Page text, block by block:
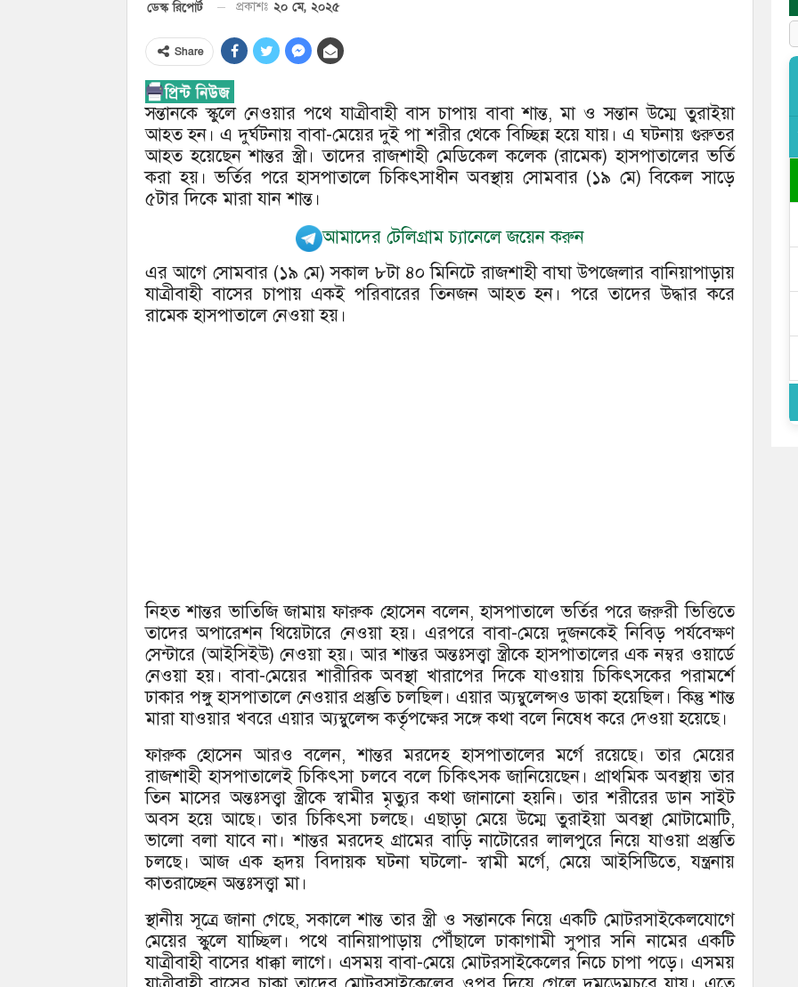
ডেস্ক রিপোর্ট প্রকাশঃ ২০ মে, ২০২৫
Share
সন্তানকে স্কুলে নেওয়ার পথে যাত্রীবাহী বাস চাপায় বাবা শান্ত, মা ও সন্তান উম্মে তুরাইয়া
আহত হন। এ দুর্ঘটনায় বাবা-মেয়ের দুই পা শরীর থেকে বিচ্ছিন্ন হয়ে যায়। এ ঘটনায় গুরুতর
আহত হয়েছেন শান্তর স্ত্রী। তাদের রাজশাহী মেডিকেল কলেক (রামেক) হাসপাতালের ভর্তি
করা হয়। ভর্তির পরে হাসপাতালে চিকিৎসাধীন অবস্থায় সোমবার (১৯ মে) বিকেল সাড়ে
৫টার দিকে মারা যান শান্ত।
আমাদের টেলিগ্রাম চ্যানেলে জয়েন করুন
এর আগে সোমবার (১৯ মে) সকাল ৮টা ৪০ মিনিটে রাজশাহী বাঘা উপজেলার বানিয়াপাড়ায়
যাত্রীবাহী বাসের চাপায় একই পরিবারের তিনজন আহত হন। পরে তাদের উদ্ধার করে
রামেক হাসপাতালে নেওয়া হয়।
নিহত শান্তর ভাতিজি জামায় ফারুক হোসেন বলেন, হাসপাতালে ভর্তির পরে জরুরী ভিত্তিতে
তাদের অপারেশন থিয়েটারে নেওয়া হয়। এরপরে বাবা-মেয়ে দুজনকেই নিবিড় পর্যবেক্ষণ
সেন্টারে (আইসিইউ) নেওয়া হয়। আর শান্তর অন্তঃসত্ত্বা স্ত্রীকে হাসপাতালের এক নম্বর ওয়ার্ডে
নেওয়া হয়। বাবা-মেয়ের শারীরিক অবস্থা খারাপের দিকে যাওয়ায় চিকিৎসকের পরামর্শে
ঢাকার পঙ্গু হাসপাতালে নেওয়ার প্রস্তুতি চলছিল। এয়ার অ্যম্বুলেন্সও ডাকা হয়েছিল। কিন্তু শান্ত
মারা যাওয়ার খবরে এয়ার অ্যম্বুলেন্স কর্তৃপক্ষের সঙ্গে কথা বলে নিষেধ করে দেওয়া হয়েছে।
ফারুক হোসেন আরও বলেন, শান্তর মরদেহ হাসপাতালের মর্গে রয়েছে। তার মেয়ের
রাজশাহী হাসপাতালেই চিকিৎসা চলবে বলে চিকিৎসক জানিয়েছেন। প্রাথমিক অবস্থায় তার
তিন মাসের অন্তঃসত্ত্বা স্ত্রীকে স্বামীর মৃত্যুর কথা জানানো হয়নি। তার শরীরের ডান সাইট
অবস হয়ে আছে। তার চিকিৎসা চলছে। এছাড়া মেয়ে উম্মে তুরাইয়া অবস্থা মোটামোটি,
ভালো বলা যাবে না। শান্তর মরদেহ গ্রামের বাড়ি নাটোরের লালপুরে নিয়ে যাওয়া প্রস্তুতি
চলছে। আজ এক হৃদয় বিদায়ক ঘটনা ঘটলো- স্বামী মর্গে, মেয়ে আইসিউিতে, যন্ত্রনায়
কাতরাচ্ছেন অন্তঃসত্ত্বা মা।
স্থানীয় সূত্রে জানা গেছে, সকালে শান্ত তার স্ত্রী ও সন্তানকে নিয়ে একটি মোটরসাইকেলযোগে
মেয়ের স্কুলে যাচ্ছিল। পথে বানিয়াপাড়ায় পৌঁছালে ঢাকাগামী সুপার সনি নামের একটি
যাত্রীবাহী বাসের ধাক্কা লাগে। এসময় বাবা-মেয়ে মোটরসাইকেলের নিচে চাপা পড়ে। এসময়